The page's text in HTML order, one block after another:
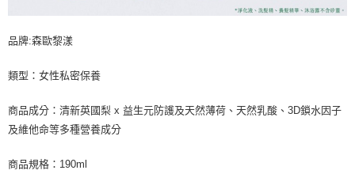
品牌:森歐黎漾
類型：女性私密保養
商品成分：清新英國梨 x 益生元防護及天然薄荷、天然乳酸、3D鎖水因子
及維他命等多種營養成分
商品規格：190ml